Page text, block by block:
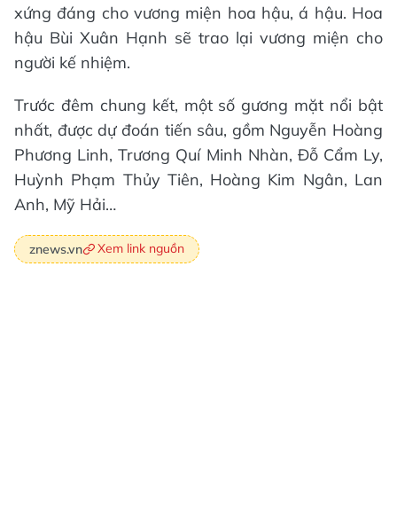
xứng đáng cho vương miện hoa hậu, á hậu. Hoa
hậu Bùi Xuân Hạnh sẽ trao lại vương miện cho
người kế nhiệm.
Trước đêm chung kết, một số gương mặt nổi bật
nhất, được dự đoán tiến sâu, gồm Nguyễn Hoàng
Phương Linh, Trương Quí Minh Nhàn, Đỗ Cẩm Ly,
Huỳnh Phạm Thủy Tiên, Hoàng Kim Ngân, Lan
Anh, Mỹ Hải…
znews.vn Xem link nguồn